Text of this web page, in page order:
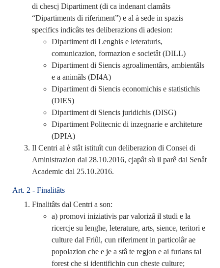
di chescj Dipartiment (di ca indenant clamâts
“Dipartiments di riferiment”) e al à sede in spazis
specifics indicâts tes deliberazions di adesion:
Dipartiment di Lenghis e leteraturis,
comunicazion, formazion e societât (DILL)
Dipartiment di Siencis agroalimentârs, ambientâls
e a animâls (DI4A)
Dipartiment di Siencis economichis e statistichis
(DIES)
Dipartiment di Siencis juridichis (DISG)
Dipartiment Politecnic di inzegnarie e architeture
(DPIA)
Il Centri al è stât istituît cun deliberazion di Consei di
Aministrazion dal 28.10.2016, cjapât sù il parê dal Senât
Academic dal 25.10.2016.
Art. 2 - Finalitâts
Finalitâts dal Centri a son:
a) promovi iniziativis par valorizâ il studi e la
ricercje su lenghe, leterature, arts, sience, teritori e
culture dal Friûl, cun riferiment in particolâr ae
popolazion che e je a stâ te regjon e ai furlans tal
forest che si identifichin cun cheste culture;